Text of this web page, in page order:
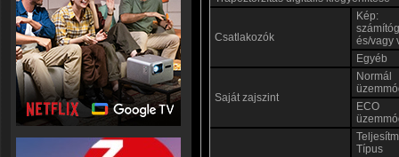
Csatlakozók
Kép:
és/vagy
Egyéb
Saját zajszint
Normál
ECO
Típus